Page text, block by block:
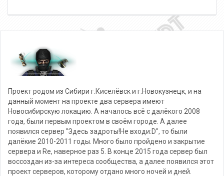
Проект родом из Сибири г.Киселёвск и г.Новокузнецк, и на
данный момент на проекте два сервера имеют
Новосибирскую локацию. А началось всё с далёкого 2008
года, были первым проектом в своём городе. А далее
появился сервер "Здесь задроты!Не входи:D", то были
далёкие 2010-2011 годы. Много было пройдено и закрытие
сервера и Re, наверное раз 5. В конце 2015 года сервер был
воссоздан из-за интереса сообщества, а далее появился этот
проект серверов, которому отдано много ночей и дней.